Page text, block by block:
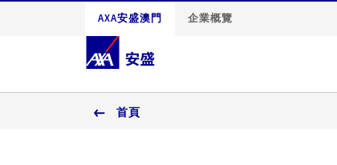
AXA安盛澳門 企業概覽
首頁